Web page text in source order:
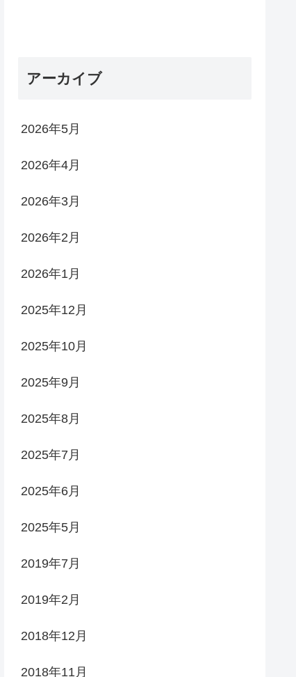
アーカイブ
2026年5月
2026年4月
2026年3月
2026年2月
2026年1月
2025年12月
2025年10月
2025年9月
2025年8月
2025年7月
2025年6月
2025年5月
2019年7月
2019年2月
2018年12月
2018年11月